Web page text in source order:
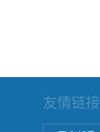
友情链接